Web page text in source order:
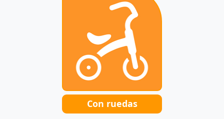
Con ruedas